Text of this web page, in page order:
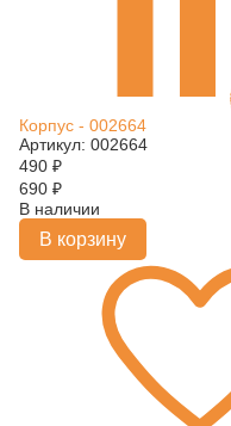
Корпус - 002664
Артикул: 002664
490 ₽
690 ₽
В наличии
В корзину